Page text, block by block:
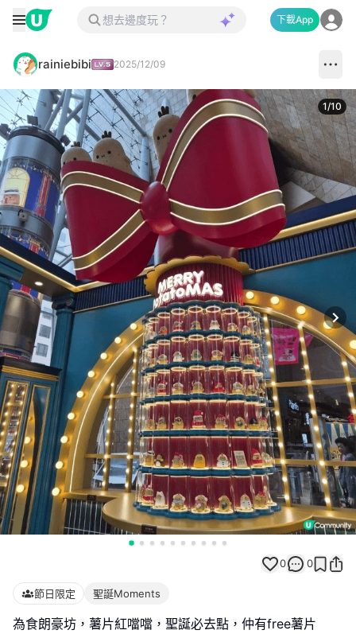
下載App
rainiebibi 2025/12/09
1/10
0 0
節日限定 聖誕Moments